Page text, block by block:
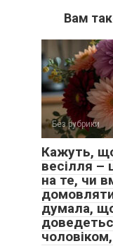
Вам
Без рубрики
Кажуть,
весілля –
на те, чи
думала,